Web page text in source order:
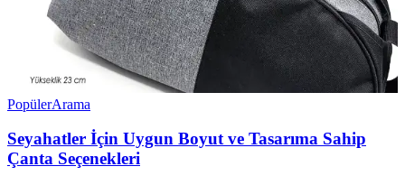
PopülerArama
Seyahatler İçin Uygun Boyut ve Tasarıma Sahip
Çanta Seçenekleri